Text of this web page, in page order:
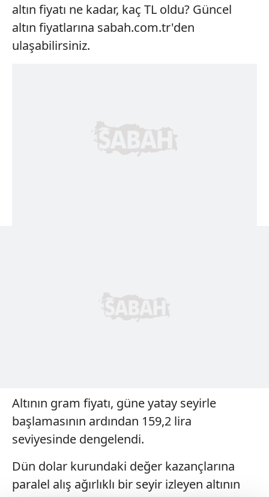
altın fiyatı ne kadar, kaç TL oldu? Güncel
altın fiyatlarına sabah.com.tr'den
ulaşabilirsiniz.
Altının gram fiyatı, güne yatay seyirle
başlamasının ardından 159,2 lira
seviyesinde dengelendi.
Dün dolar kurundaki değer kazançlarına
paralel alış ağırlıklı bir seyir izleyen altının